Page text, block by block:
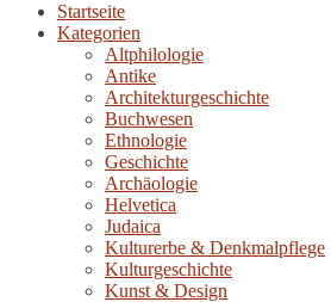
Startseite
Kategorien
Altphilologie
Antike
Architekturgeschichte
Buchwesen
Ethnologie
Geschichte
Archäologie
Helvetica
Judaica
Kulturerbe & Denkmalpflege
Kulturgeschichte
Kunst & Design